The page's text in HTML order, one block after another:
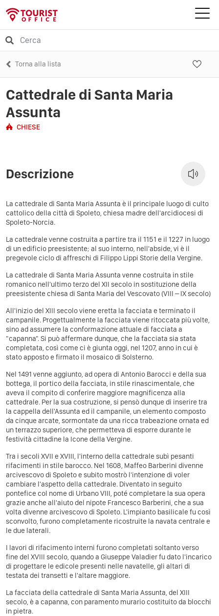
Torna alla lista
Cattedrale di Santa Maria
Assunta
CHIESE
Descrizione
La cattedrale di Santa Maria Assunta è il principale luogo di culto
cattolico della città di Spoleto, chiesa madre dell'arcidiocesi di
Spoleto-Norcia.
La cattedrale venne costruita a partire tra il 1151 e il 1227 in luogo
di un edificio preesistente; al suo interno, nell'abside, vi è il
pregevole ciclo di affreschi di Filippo Lippi Storie della Vergine.
La cattedrale di Santa Maria Assunta venne costruita in stile
romanico nell'ultimo terzo del XII secolo in sostituzione della
preesistente chiesa di Santa Maria del Vescovato (VIII – IX secolo)
All'inizio del XIII secolo viene eretta la facciata e terminato il
campanile. Progettualmente la facciata viene ritoccata più volte,
sino ad assumere la conformazione attuale di facciata a
"capanna". Si può affermare dunque, che la facciata sia stata
completata, così come ci è giunta oggi, nel 1207, anno in cui è
stato apposto e firmato il mosaico di Solsterno.
Nel 1491 venne aggiunto, ad opera di Antonio Barocci e della sua
bottega, il portico della facciata, in stile rinascimentale, che
aveva il compito di conferire maggiore magnificenza alla
cattedrale. Per la sua costruzione, si pensò dunque di inserire tra
la cappella dell'Assunta ed il campanile, un elemento composto
da cinque arcate, sormontate da una ricca trabeazione ornata ed
un terrazzo superiore, che permetteva di esporre durante le
festività cittadine la Icone della Vergine.
Tra i secoli XVII e XVIII, l'interno della cattedrale subì pesanti
rifacimenti in stile barocco. Nel 1608, Maffeo Barberini divenne
arcivescovo di Spoleto e subito mostrò l'intenzione di voler
cambiare l'aspetto della cattedrale. Diventato in seguito
pontefice col nome di Urbano VIII, poté completare la sua opera
grazie anche all'aiuto del nipote Francesco Barberini, che a sua
volta divenne arcivescovo di Spoleto. L'impianto basilicale fu così
sconvolto, furono completamente ricostruite la navata centrale e
le due laterali.
I lavori di rifacimento interni furono completati soltanto verso
fine del XVIII secolo, quando a Giuseppe Valadier fu dato l'incarico
di progettare le edicole presenti nelle navatelle, gli altari di
testata dei transetti e l'altare maggiore.
La facciata della cattedrale di Santa Maria Assunta, del XIII
secolo, è a capanna, con paramento murario costituito da blocchi
in pietra.